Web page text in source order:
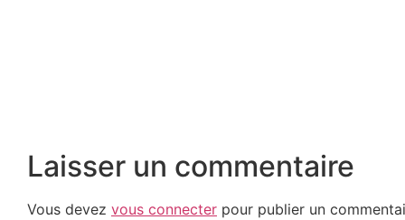
Laisser un commentaire
Vous devez vous connecter pour publier un